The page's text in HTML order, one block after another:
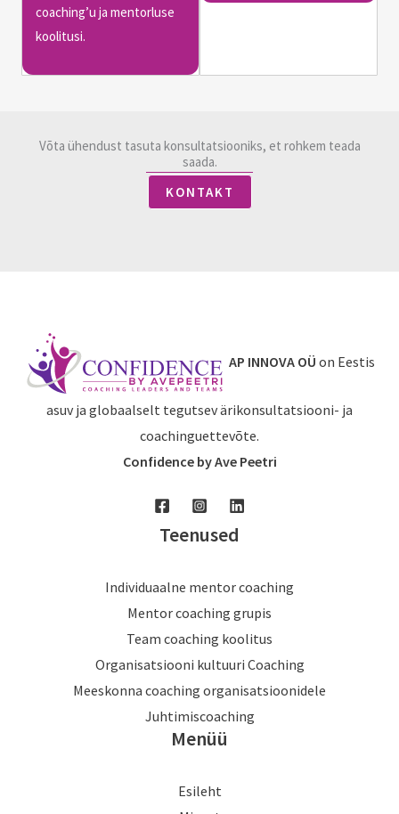
coaching’u ja mentorluse
koolitusi.
Võta ühendust tasuta konsultatsiooniks, et rohkem teada
saada.
KONTAKT
AP INNOVA OÜ on Eestis
asuv ja globaalselt tegutsev ärikonsultatsiooni- ja
coachinguettevõte.
Confidence by Ave Peetri
Teenused
Individuaalne mentor coaching
Mentor coaching grupis
Team coaching koolitus
Organisatsiooni kultuuri Coaching
Meeskonna coaching organisatsioonidele
Juhtimiscoaching
Menüü
Esileht